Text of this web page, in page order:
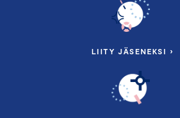
LIITY JÄSENEKSI ›